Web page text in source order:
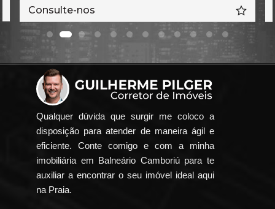
Consulte-nos
Qualquer dúvida que surgir me coloco a
disposição para atender de maneira ágil e
eficiente. Conte comigo e com a minha
imobiliária em Balneário Camboriú para te
auxiliar a encontrar o seu imóvel ideal aqui
na Praia.